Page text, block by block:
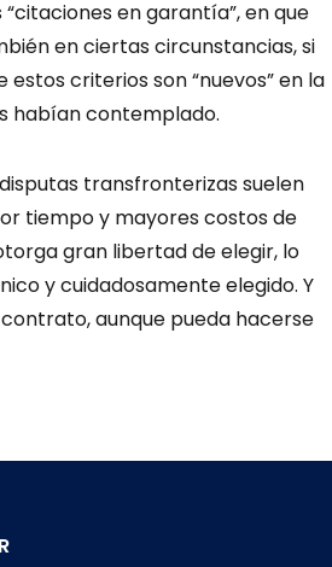
en garantía”, en que
en ciertas circunstancias, si
criterios son “nuevos” en la
habían contemplado.
transfronterizas suelen
tiempo y mayores costos de
gran libertad de elegir, lo
y cuidadosamente elegido. Y
aunque pueda hacerse